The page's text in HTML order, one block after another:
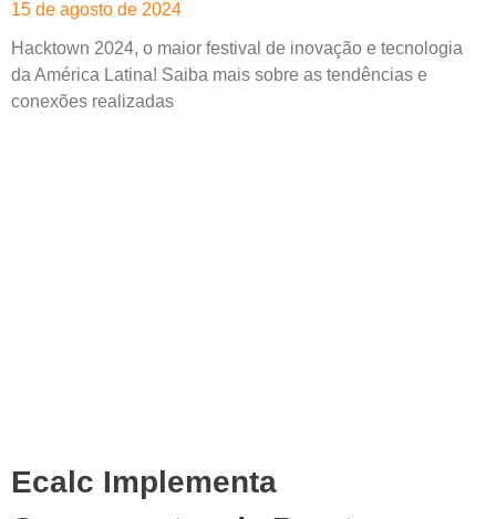
15 de agosto de 2024
Hacktown 2024, o maior festival de inovação e tecnologia
da América Latina! Saiba mais sobre as tendências e
conexões realizadas
Ecalc Implementa